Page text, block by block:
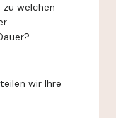
welchen
wir Ihre